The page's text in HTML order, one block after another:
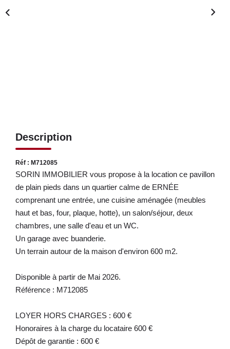
Description
Réf : M712085
SORIN IMMOBILIER vous propose à la location ce pavillon
de plain pieds dans un quartier calme de ERNÉE
comprenant une entrée, une cuisine aménagée (meubles
haut et bas, four, plaque, hotte), un salon/séjour, deux
chambres, une salle d'eau et un WC.
Un garage avec buanderie.
Un terrain autour de la maison d'environ 600 m2.
Disponible à partir de Mai 2026.
Référence : M712085
LOYER HORS CHARGES : 600 €
Honoraires à la charge du locataire 600 €
Dépôt de garantie : 600 €